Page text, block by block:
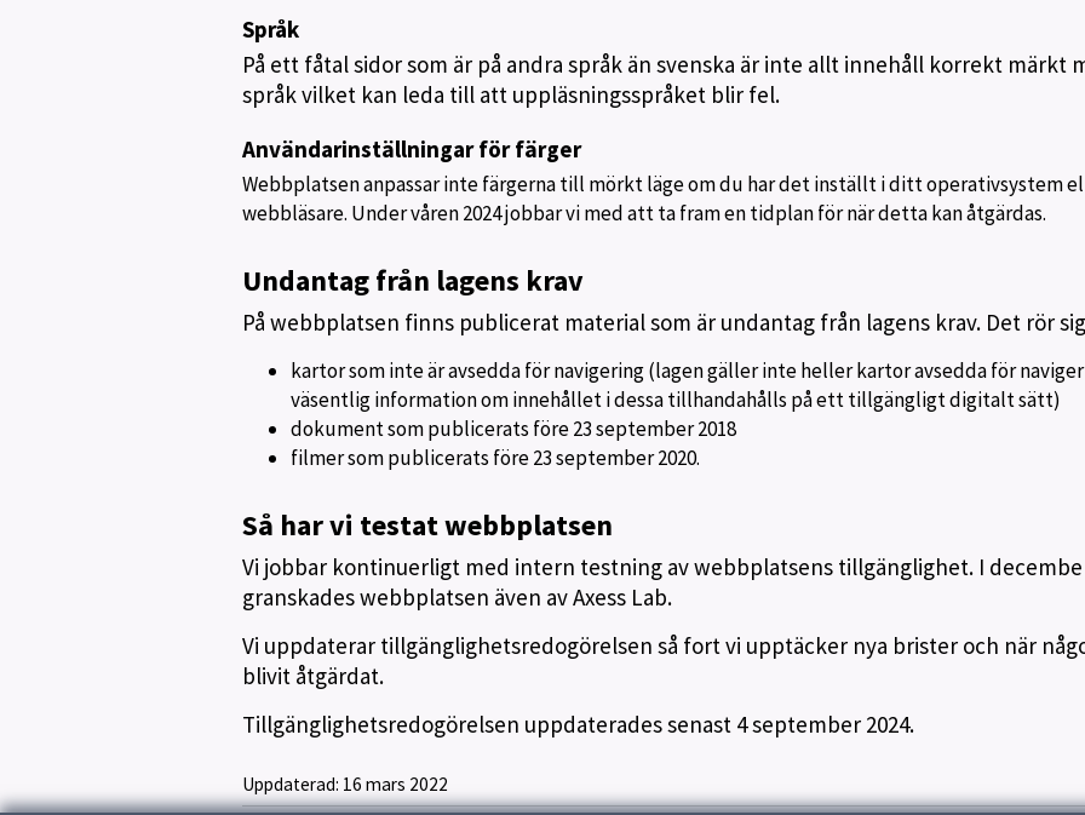
Språk
På ett fåtal sidor som är på andra språk än svenska är inte allt innehåll korrekt märkt
språk vilket kan leda till att uppläsningsspråket blir fel.
Användarinställningar för färger
Webbplatsen anpassar inte färgerna till mörkt läge om du har det inställt i ditt operativsystem
webbläsare. Under våren 2024 jobbar vi med att ta fram en tidplan för när detta kan åtgärdas.
Undantag från lagens krav
På webbplatsen finns publicerat material som är undantag från lagens krav. Det rör
kartor som inte är avsedda för navigering (lagen gäller inte heller kartor avsedda för
väsentlig information om innehållet i dessa tillhandahålls på ett tillgängligt digitalt sätt)
dokument som publicerats före 23 september 2018
filmer som publicerats före 23 september 2020.
Så har vi testat webbplatsen
Vi jobbar kontinuerligt med intern testning av webbplatsens tillgänglighet. I
granskades webbplatsen även av Axess Lab.
Vi uppdaterar tillgänglighetsredogörelsen så fort vi upptäcker nya brister och när
blivit åtgärdat.
Tillgänglighetsredogörelsen uppdaterades senast 4 september 2024.
Uppdaterad: 16 mars 2022